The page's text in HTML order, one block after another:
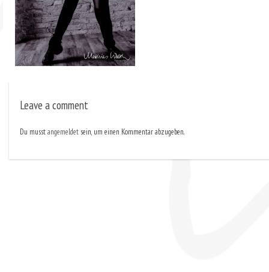
Leave a comment
Du musstangemeldet sein, um einen Kommentar abzugeben.